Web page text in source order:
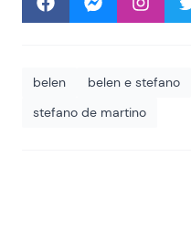
belen belen e stefano
stefano de martino